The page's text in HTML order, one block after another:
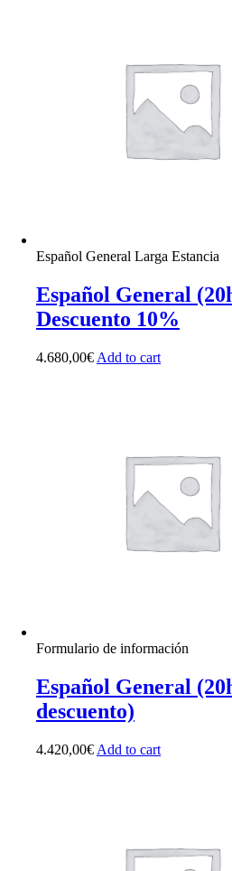
Español General Larga Estancia
Español General
Descuento 10%
4.680,00€ Add to cart
Formulario de información
Español General
descuento)
4.420,00€ Add to cart